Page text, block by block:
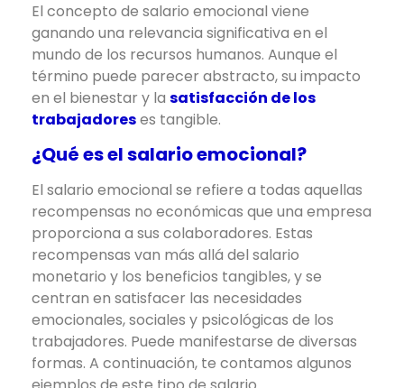
El concepto de salario emocional viene
ganando una relevancia significativa en el
mundo de los recursos humanos. Aunque el
término puede parecer abstracto, su impacto
en el bienestar y la satisfacción de los
trabajadoreses tangible.
¿Qué es el salario emocional?
El salario emocional se refiere a todas aquellas
recompensas no económicas que una empresa
proporciona a sus colaboradores. Estas
recompensas van más allá del salario
monetario y los beneficios tangibles, y se
centran en satisfacer las necesidades
emocionales, sociales y psicológicas de los
trabajadores. Puede manifestarse de diversas
formas. A continuación, te contamos algunos